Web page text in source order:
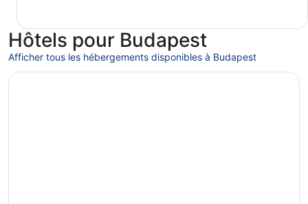
Hôtels pour Budapest
Afficher tous les hébergements disponibles à Budapest
S’ouvre dans une nouvelle fenêtre
H2 Hotel Budapest